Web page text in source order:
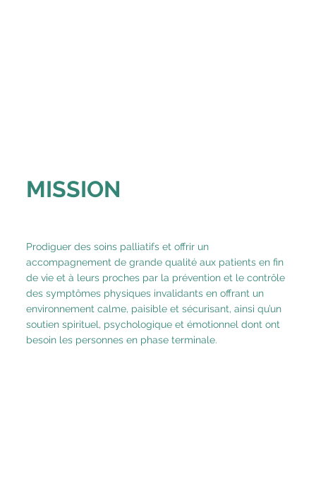
MISSION
Prodiguer des soins palliatifs et offrir un
accompagnement de grande qualité aux patients en fin
de vie et à leurs proches par la prévention et le contrôle
des symptômes physiques invalidants en offrant un
environnement calme, paisible et sécurisant, ainsi qu’un
soutien spirituel, psychologique et émotionnel dont ont
besoin les personnes en phase terminale.